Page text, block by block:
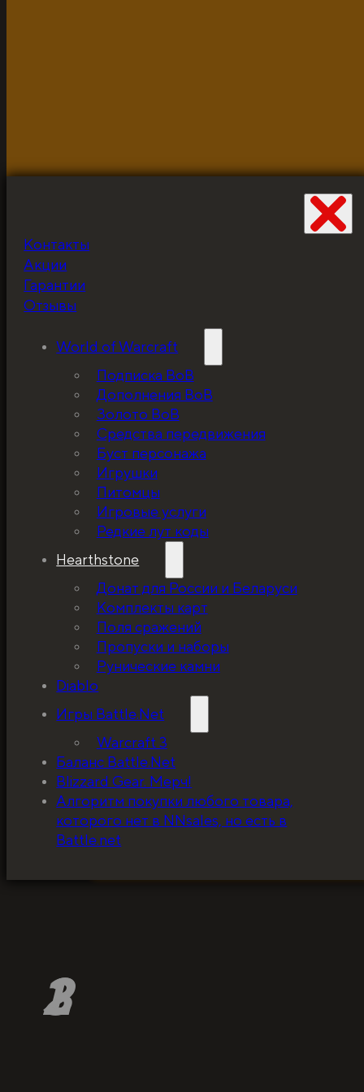
1
2
3
Контакты
Акции
Гарантии
Отзывы
World of Warcraft
Подписка ВоВ
Дополнения ВоВ
Золото ВоВ
Средства передвижения
Буст персонажа
Игрушки
Питомцы
Игровые услуги
Редкие лут коды
Hearthstone
Донат для России и Беларуси
Комплекты карт
Поля сражений
Пропуски и наборы
Рунические камни
Diablo
Игры Battle.Net
Warcraft 3
Баланс Battle.Net
Blizzard Gear. Мерч!
Алгоритм покупки любого товара,
которого нет в NNsales, но есть в
Battle.net
5%, на весь ассортимент. Я хочу, чтобы
покупатель мог оценивать меня по
за ценники!